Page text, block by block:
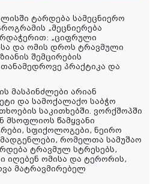
ტარდება სამეცნიერო
„მეცნიერება
„ციფრული
და ომის დროს ტრავმული
შემცირების
პრაქტიკა და
მასპინძლები არიან
და სამოქალაქო საბჭო
საკითხებში. ვორქშოპში
მსოფლიოს წამყვანი
სფიქოლოგები, ნეირო
რომელთა სამუშაო
ტრავმულ სტრესებს,
იღებენ ომისა და ტერორის,
მატრავმირებელ